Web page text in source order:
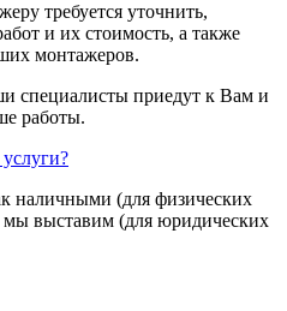
требуется уточнить,
и их стоимость, а также
монтажеров.
специалисты приедут к Вам и
работы.
наличными (для физических
мы выставим (для юридических